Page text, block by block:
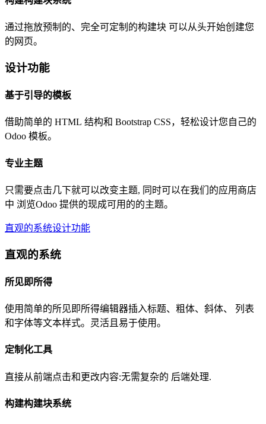
通过拖放预制的、完全可定制的构建块 可以从头开始创建您
的网页。
设计功能
基于引导的模板
借助简单的 HTML 结构和 Bootstrap CSS，轻松设计您自己的
Odoo 模板。
专业主题
只需要点击几下就可以改变主题, 同时可以在我们的应用商店
中 浏览Odoo 提供的现成可用的的主题。
直观的系统设计功能
直观的系统
所见即所得
使用简单的所见即所得编辑器插入标题、粗体、斜体、 列表
和字体等文本样式。灵活且易于使用。
定制化工具
直接从前端点击和更改内容:无需复杂的 后端处理.
构建构建块系统